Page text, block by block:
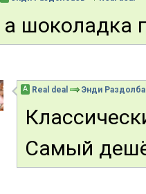
а шоколадка
А Real deal Энди
Самый